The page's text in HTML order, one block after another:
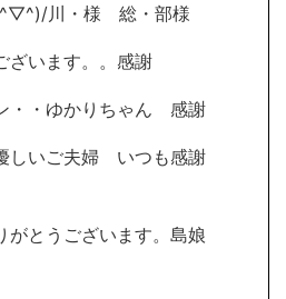
川・様 総・部様
ざいます。。感謝
・・ゆかりちゃん 感謝
しいご夫婦 いつも感謝
がとうございます。島娘